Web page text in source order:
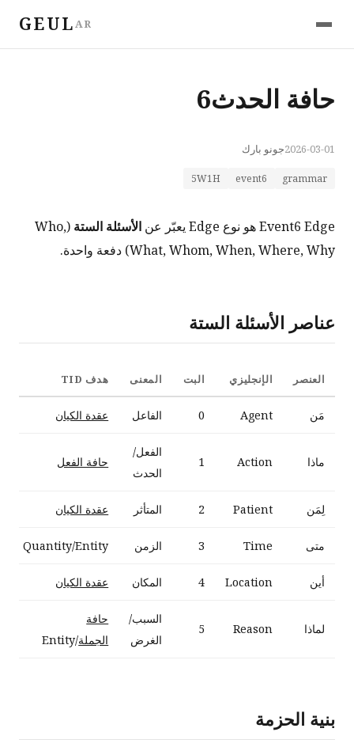
GEULAR
حافة الحدث6
2026-03-01جونو بارك
grammar
event6
5W1H
Event6 Edge هو نوع Edge يعبّر عن الأسئلة الستة (Who,
What, Whom, When, Where, Why) دفعة واحدة.
عناصر الأسئلة الستة
العنصر الإنجليزي البت المعنى هدف TID
مَن Agent
0 الفاعل عقدة الكيان
ماذا Action
1
الفعل/
الحدث
حافة الفعل
لِمَن Patient
2 المتأثر عقدة الكيان
متى Time
3 الزمن Quantity/Entity
أين Location
4 المكان عقدة الكيان
لماذا Reason
5
السبب/
الغرض
حافة
الجملة/Entity
بنية الحزمة